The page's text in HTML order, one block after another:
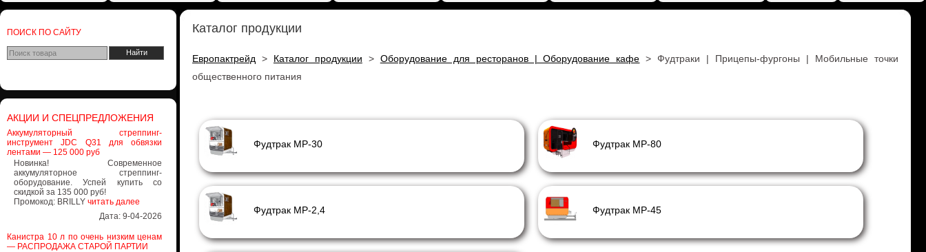
ПОИСК ПО САЙТУ
АКЦИИ И СПЕЦПРЕДЛОЖЕНИЯ
Аккумуляторный стреппинг-
инструмент JDC Q31 для обвязки
лентами — 125 000 руб
Новинка! Современное
аккумуляторное стреппинг-
оборудование. Успей купить со
скидкой за 135 000 руб!
Промокод: BRILLY читать далее
Дата: 9-04-2026
Канистра 10 л по очень низким ценам
— РАСПРОДАЖА СТАРОЙ ПАРТИИ
Каталог продукции
Европактрейд > Каталог продукции > Оборудование для ресторанов | Оборудование кафе >Фудтраки | Прицепы-фургоны | Мобильные точки
общественного питания
Фудтрак МР-30 Фудтрак МР-80
Фудтрак МР-2,4 Фудтрак МР-45